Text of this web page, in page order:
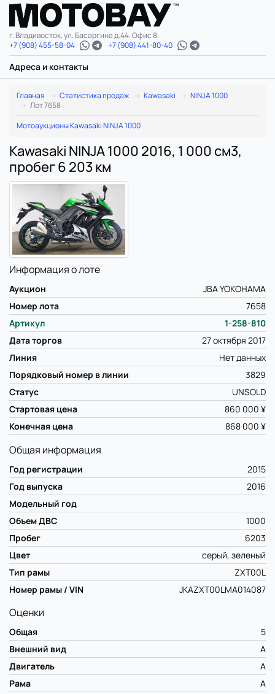
г. Владивосток, ул. Басаргина д.44. Офис 8.
+7 (908) 455-58-04
+7 (908) 441-80-40
Адреса и контакты
Главная Статистика продаж Kawasaki
NINJA 1000
Лот 7658
Мотоаукционы Kawasaki NINJA 1000
Kawasaki NINJA 1000 2016, 1 000 см3,
пробег 6 203 км
Информация о лоте
Аукцион
JBA YOKOHAMA
Номер лота
7658
Артикул
1-258-810
Дата торгов
27 октября 2017
Линия
Нет данных
Порядковый номер в линии
3829
Статус
UNSOLD
Стартовая цена
860 000 ¥
Конечная цена
868 000 ¥
Общая информация
Год регистрации
2015
Год выпуска
2016
Модельный год
Объем ДВС
1000
Пробег
6203
Цвет
серый, зеленый
Тип рамы
ZXT00L
Номер рамы / VIN
JKAZXT00LMA014087
Оценки
Общая
5
Внешний вид
A
Двигатель
A
Рама
A